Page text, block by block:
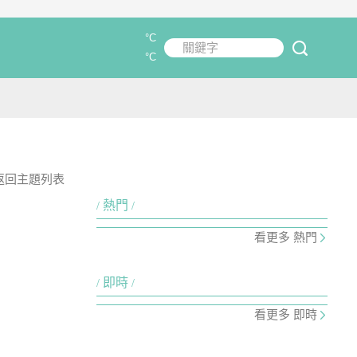
關鍵字
°C
°C
回主題列表
熱門
看更多 熱門
即時
看更多 即時